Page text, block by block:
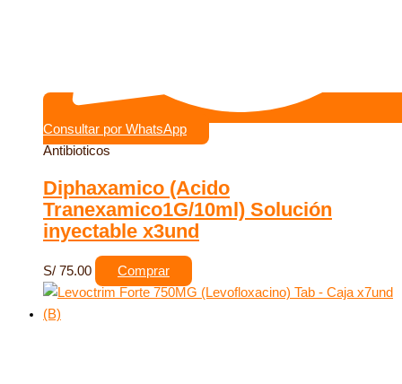
Consultar por WhatsApp
Antibioticos
Diphaxamico (Acido
Tranexamico1G/10ml) Solución
inyectable x3und
S/ 75.00 Comprar